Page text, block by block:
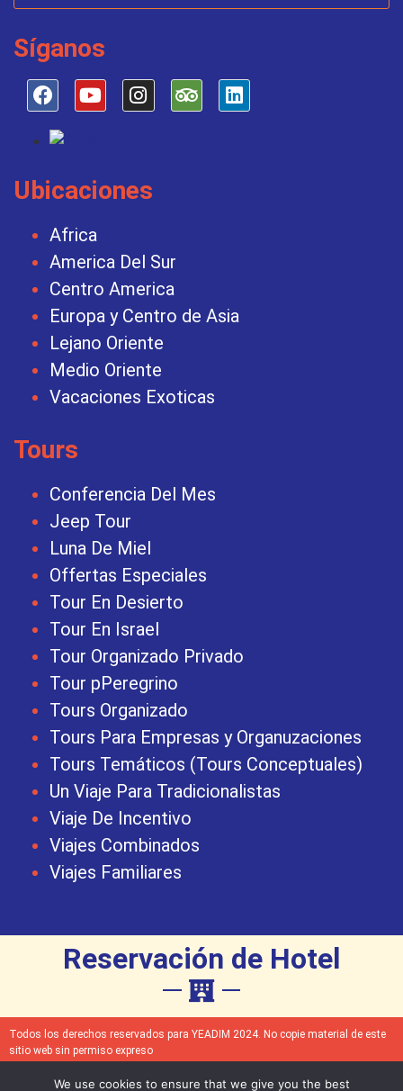
Síganos
Ubicaciones
Africa
America Del Sur
Centro America
Europa y Centro de Asia
Lejano Oriente
Medio Oriente
Vacaciones Exoticas
Tours
Conferencia Del Mes
Jeep Tour
Luna De Miel
Offertas Especiales
Tour En Desierto
Tour En Israel
Tour Organizado Privado
Tour pPeregrino
Tours Organizado
Tours Para Empresas y Organuzaciones
Tours Temáticos (Tours Conceptuales)
Un Viaje Para Tradicionalistas
Viaje De Incentivo
Viajes Combinados
Viajes Familiares
Reservación de Hotel
Todos los derechos reservados para YEADIM 2024. No copie material de este
sitio web sin permiso expreso
We use cookies to ensure that we give you the best